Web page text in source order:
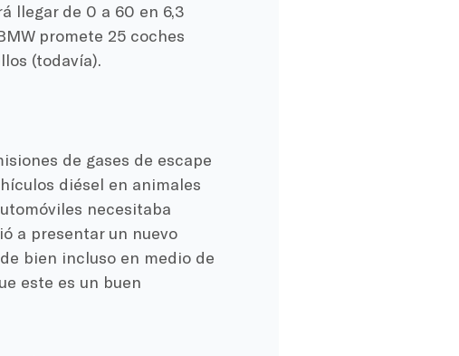
llegar de 0 a 60 en 6,3
promete 25 coches
(todavía).
de gases de escape
diésel en animales
necesitaba
a presentar un nuevo
bien incluso en medio de
este es un buen